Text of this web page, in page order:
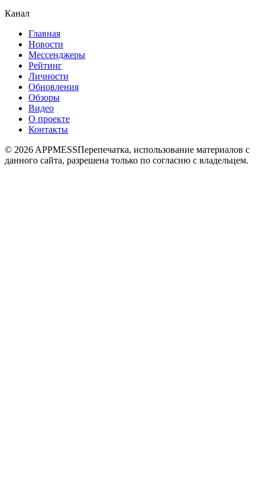
Канал
Главная
Новости
Мессенджеры
Рейтинг
Личности
Обновления
Обзоры
Видео
О проекте
Контакты
© 2026 APPMESSПерепечатка, использование материалов с
данного сайта, разрешена только по согласию с владельцем.